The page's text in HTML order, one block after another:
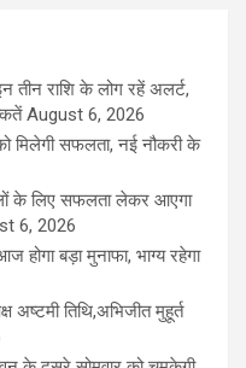
राशि के लोग रहें अलर्ट,
August 6, 2026
मिलेगी सफलता, नई नौकरी के
के लिए सफलता लेकर आएगा
6, 2026
होगा बड़ा मुनाफा, भाग्य रहेगा
तिथि,अभिजीत मुहूर्त